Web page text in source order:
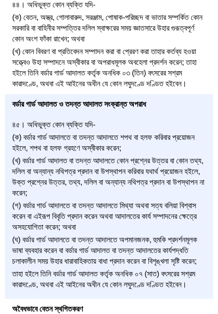
৪৪। অধিভুক্ত কোন ব্যক্তি যদি-
(ক) বেতন, অস্ত্র, গোলাবারুদ, সরঞ্জাম, পোষাক-পরিচ্ছদ বা ভাতার সম্পর্কিত কোন
সরকারি বা বাহিনীর সম্পত্তির দলিল স্বাক্ষরের সময় জ্ঞাতসারে উহার গুরূত্বপূর্ণ
কোন অংশ ফাঁকা রাখেন; অথবা
(খ) কোন বিবরণ বা প্রতিবেদন সম্পাদন করা বা প্রেরণ করা তাহার কর্তব্য হওয়া
সত্ত্বেও উহা সম্পাদনে অস্বীকার বা অপরাধমূলক অবহেলা প্রদর্শন করেন; তাহা
হইলে তিনি বর্ডার গার্ড আদালত কর্তৃক অনধিক ০৩ (তিন) বৎসরের সশ্রম
কারাদণ্ডে, অথবা এই আইনের অধীন যে কোন লঘুদণ্ডে দণ্ডিত হইবেন।
বর্ডার গার্ড আদালত ও তদন্ত আদালত সংক্রান্ত অপরাধ
৪৫। অধিভুক্ত কোন ব্যক্তি যদি-
(ক) বর্ডার গার্ড আদালতে বা তদন্ত আদালতে শপথ বা হলফ করিবার প্রয়োজন
হইলে, শপথ বা হলফ গ্রহণে অস্বীকার করেন;
(খ) বর্ডার গার্ড আদালত বা তদন্ত আদালতে কোন প্রশ্নের উত্তর বা কোন তথ্য,
দলিল বা অন্যান্য নথিপত্র প্রদান বা উপস্থাপন করিবার যথার্থ প্রয়োজন হইলে,
উক্ত প্রশ্নের উত্তর, তথ্য, দলিল বা অন্যান্য নথিপত্র প্রদান বা উপস্থাপন না
করেন;
(গ) বর্ডার গার্ড আদালতে বা তদন্ত আদালতে মিথ্যা অথবা সত্য বলিয়া বিশ্বাস
করেন বা এইরূপ বিবৃতি প্রদান করেন অথবা আদালতের কার্য সম্পাদনের ক্ষেত্রে
অসহযোগিতা করেন; অথবা
(ঘ) বর্ডার গার্ড আদালতে বা তদন্ত আদালতে অপমানজনক, হুমকি প্রদর্শনমূলক
ভাষা ব্যবহার করেন বা বর্ডার গার্ড আদালত বা তদন্ত আদালতের কার্যপদ্ধতি
চলাকালীন সময় উহার ধারাবাহিকতায় বাধা প্রদান করেন বা বিশৃঙ্খলা সৃষ্টি করেন;
তাহা হইলে তিনি বর্ডার গার্ড আদালত কর্তৃক অনধিক ০৭ (সাত) বৎসরের সশ্রম
কারাদণ্ডে, অথবা এই আইনের অধীন যে কোন লঘুদণ্ডে দণ্ডিত হইবেন।
অবৈধভাবে বেতন স্থগিতকরণ